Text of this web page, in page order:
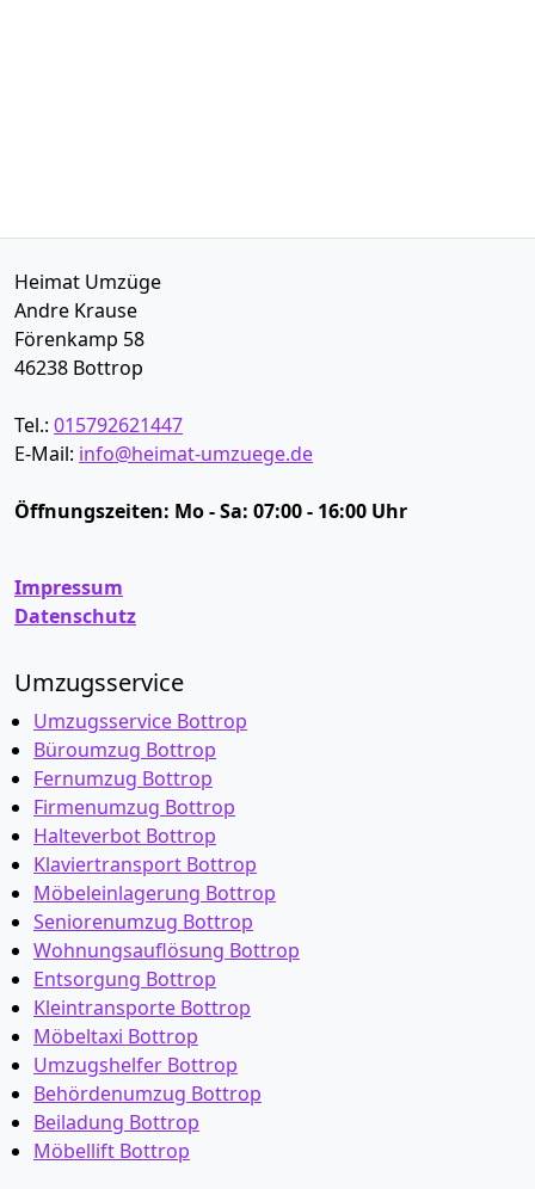
Heimat Umzüge
Andre Krause
Förenkamp 58
46238 Bottrop
Tel.: 015792621447
E-Mail: info@heimat-umzuege.de
Öffnungszeiten: Mo - Sa: 07:00 - 16:00 Uhr
Impressum
Datenschutz
Umzugsservice
Umzugsservice Bottrop
Büroumzug Bottrop
Fernumzug Bottrop
Firmenumzug Bottrop
Halteverbot Bottrop
Klaviertransport Bottrop
Möbeleinlagerung Bottrop
Seniorenumzug Bottrop
Wohnungsauflösung Bottrop
Entsorgung Bottrop
Kleintransporte Bottrop
Möbeltaxi Bottrop
Umzugshelfer Bottrop
Behördenumzug Bottrop
Beiladung Bottrop
Möbellift Bottrop